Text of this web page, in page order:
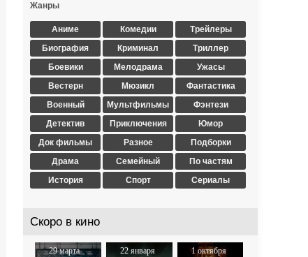
Жанры
Аниме
Биография
Боевики
Вестерн
Военный
Детектив
Док фильмы
Драма
История
Комедии
Криминал
Мелодрама
Мюзикл
Мультфильмы
Приключения
Разное
Семейный
Спорт
Трейлеры
Триллер
Ужасы
Фантастика
Фэнтези
Юмор
Подборки
По частям
Сериалы
Скоро в кино
29 марта
22 января
1 октября